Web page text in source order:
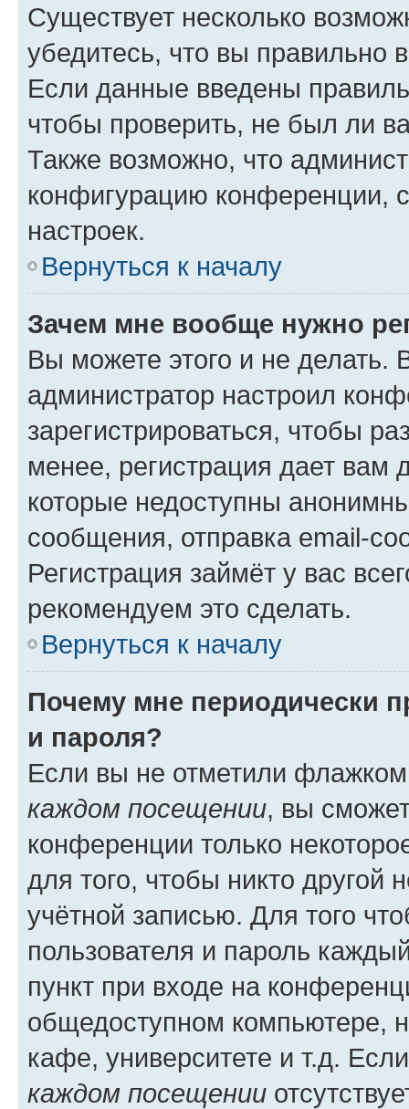
Существует несколько
убедитесь, что вы правильно
Если данные введены
чтобы проверить, не был ли
Также возможно, что
конфигурацию конференции,
настроек.
Вернуться к началу
Зачем мне вообще нужно
Вы можете этого и не делать.
администратор настроил
зарегистрироваться, чтобы
менее, регистрация дает вам
которые недоступны
сообщения, отправка email-
Регистрация займёт у вас
рекомендуем это сделать.
Вернуться к началу
Почему мне периодически
и пароля?
Если вы не отметили
каждом посещении, вы
конференции только
для того, чтобы никто другой
учётной записью. Для того
пользователя и пароль
пункт при входе на
общедоступном компьютере,
кафе, университете и т.д.
каждом посещении